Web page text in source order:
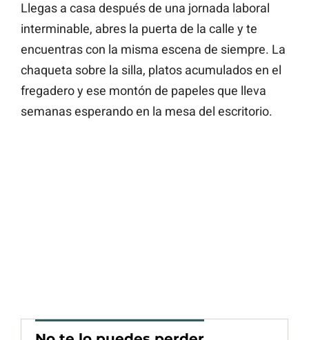
Llegas a casa después de una jornada laboral
interminable, abres la puerta de la calle y te
encuentras con la misma escena de siempre. La
chaqueta sobre la silla, platos acumulados en el
fregadero y ese montón de papeles que lleva
semanas esperando en la mesa del escritorio.